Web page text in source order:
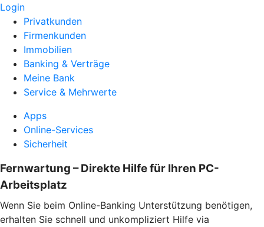
Login
Privatkunden
Firmenkunden
Immobilien
Banking & Verträge
Meine Bank
Service & Mehrwerte
Apps
Online-Services
Sicherheit
Fernwartung – Direkte Hilfe für Ihren PC-
Arbeitsplatz
Wenn Sie beim Online-Banking Unterstützung benötigen,
erhalten Sie schnell und unkompliziert Hilfe via